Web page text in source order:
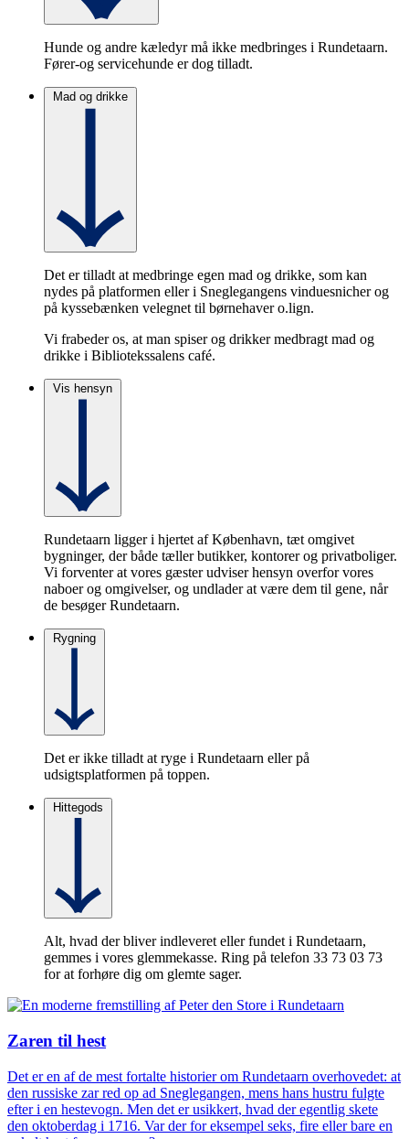
Hunde og andre kæledyr må ikke medbringes i Rundetaarn.
Fører-og servicehunde er dog tilladt.
Mad og drikke
Det er tilladt at medbringe egen mad og drikke, som kan
nydes på platformen eller i Sneglegangens vinduesnicher og
på kyssebænken velegnet til børnehaver o.lign.
Vi frabeder os, at man spiser og drikker medbragt mad og
drikke i Bibliotekssalens café.
Vis hensyn
Rundetaarn ligger i hjertet af København, tæt omgivet
bygninger, der både tæller butikker, kontorer og privatboliger.
Vi forventer at vores gæster udviser hensyn overfor vores
naboer og omgivelser, og undlader at være dem til gene, når
de besøger Rundetaarn.
Rygning
Det er ikke tilladt at ryge i Rundetaarn eller på
udsigtsplatformen på toppen.
Hittegods
Alt, hvad der bliver indleveret eller fundet i Rundetaarn,
gemmes i vores glemmekasse. Ring på telefon 33 73 03 73
for at forhøre dig om glemte sager.
Zaren til hest
Det er en af de mest fortalte historier om Rundetaarn overhovedet: at
den russiske zar red op ad Sneglegangen, mens hans hustru fulgte
efter i en hestevogn. Men det er usikkert, hvad der egentlig skete
den oktoberdag i 1716. Var der for eksempel seks, fire eller bare en